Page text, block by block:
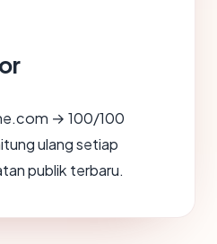
→ 100/100
ulang setiap
publik terbaru.